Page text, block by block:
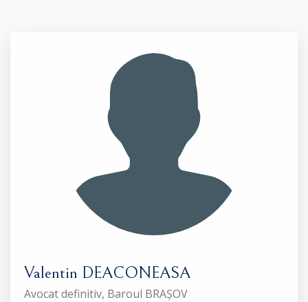
Valentin DEACONEASA
Avocat definitiv, Baroul BRAȘOV